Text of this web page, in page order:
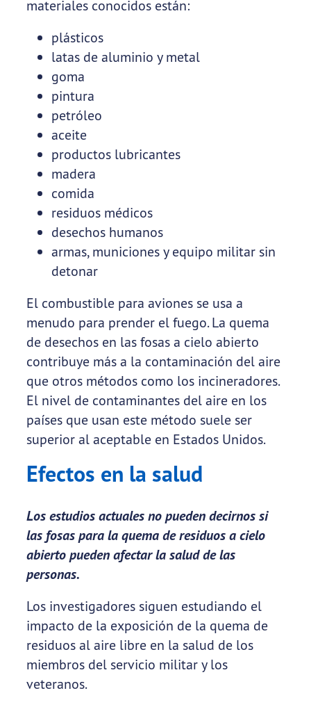
materiales conocidos están:
plásticos
latas de aluminio y metal
goma
pintura
petróleo
aceite
productos lubricantes
madera
comida
residuos médicos
desechos humanos
armas, municiones y equipo militar sin
detonar
El combustible para aviones se usa a
menudo para prender el fuego. La quema
de desechos en las fosas a cielo abierto
contribuye más a la contaminación del aire
que otros métodos como los incineradores.
El nivel de contaminantes del aire en los
países que usan este método suele ser
superior al aceptable en Estados Unidos.
Efectos en la salud
Los estudios actuales no pueden decirnos si
las fosas para la quema de residuos a cielo
abierto pueden afectar la salud de las
personas.
Los investigadores siguen estudiando el
impacto de la exposición de la quema de
residuos al aire libre en la salud de los
miembros del servicio militar y los
veteranos.